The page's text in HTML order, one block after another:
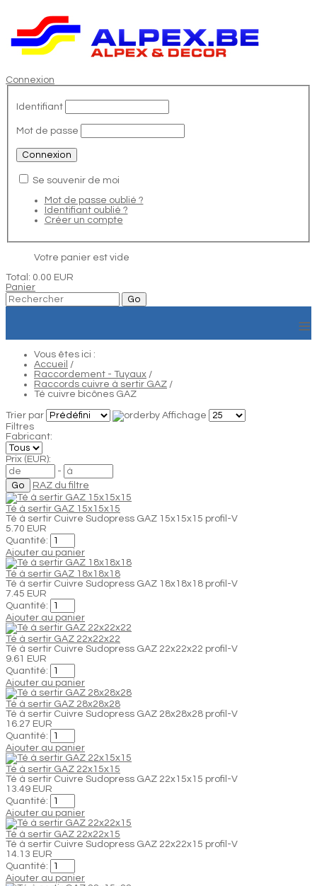
Connexion
Identifiant
Mot de passe
Se souvenir de moi
Mot de passe oublié ?
Identifiant oublié ?
Créer un compte
Votre panier est vide
Total: 0.00 EUR
Panier
≡
Vous êtes ici :
Accueil /
Raccordement - Tuyaux /
Raccords cuivre à sertir GAZ /
Té cuivre bicônes GAZ
Trier par
Affichage
Filtres
Fabricant:
Prix (EUR):
-
RAZ du filtre
Té à sertir GAZ 15x15x15
Té à sertir Cuivre Sudopress GAZ 15x15x15 profil-V
5.70 EUR
Quantité:
Ajouter au panier
Té à sertir GAZ 18x18x18
Té à sertir Cuivre Sudopress GAZ 18x18x18 profil-V
7.45 EUR
Quantité:
Ajouter au panier
Té à sertir GAZ 22x22x22
Té à sertir Cuivre Sudopress GAZ 22x22x22 profil-V
9.61 EUR
Quantité:
Ajouter au panier
Té à sertir GAZ 28x28x28
Té à sertir Cuivre Sudopress GAZ 28x28x28 profil-V
16.27 EUR
Quantité:
Ajouter au panier
Té à sertir GAZ 22x15x15
Té à sertir Cuivre Sudopress GAZ 22x15x15 profil-V
13.49 EUR
Quantité:
Ajouter au panier
Té à sertir GAZ 22x22x15
Té à sertir Cuivre Sudopress GAZ 22x22x15 profil-V
14.13 EUR
Quantité:
Ajouter au panier